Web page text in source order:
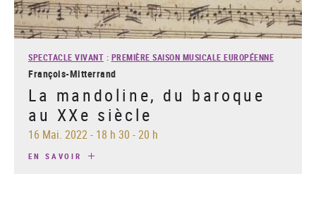
SPECTACLE VIVANT : PREMIÈRE SAISON MUSICALE EUROPÉENNE
François-Mitterrand
La mandoline, du baroque
au XXe siècle
16 Mai. 2022- 18 h 30 - 20 h
EN SAVOIR